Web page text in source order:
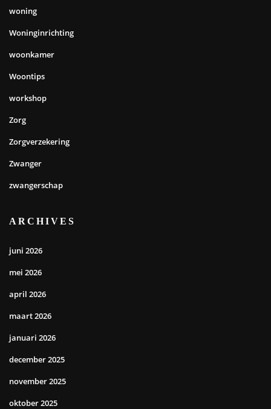
woning
Woninginrichting
woonkamer
Woontips
workshop
Zorg
Zorgverzekering
Zwanger
zwangerschap
ARCHIVES
juni 2026
mei 2026
april 2026
maart 2026
januari 2026
december 2025
november 2025
oktober 2025